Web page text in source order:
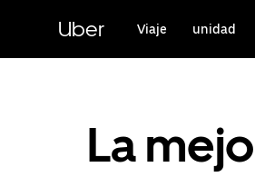
contenido
principal
Uber Viaje unidad
La